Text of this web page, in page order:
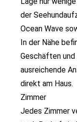
der
Ocean Wave
In der Nähe
Geschäften
ausreichende
direkt am Haus.
Zimmer
Jedes Zimmer